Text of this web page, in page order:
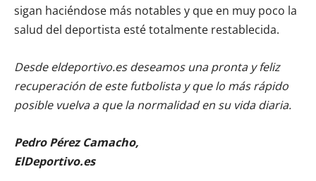
sigan haciéndose más notables y que en muy poco la
salud del deportista esté totalmente restablecida.
Desde eldeportivo.es deseamos una pronta y feliz
recuperación de este futbolista y que lo más rápido
posible vuelva a que la normalidad en su vida diaria.
Pedro Pérez Camacho,
ElDeportivo.es